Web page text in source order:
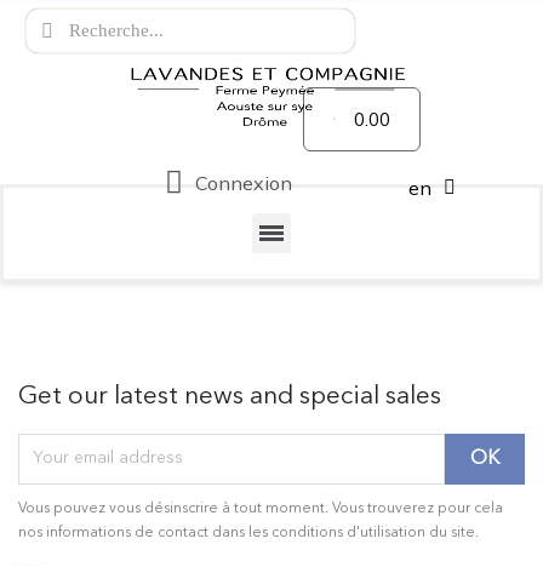
Connexion
0.00
en
Get our latest news and special sales
Vous pouvez vous désinscrire à tout moment. Vous trouverez pour cela
nos informations de contact dans les conditions d'utilisation du site.